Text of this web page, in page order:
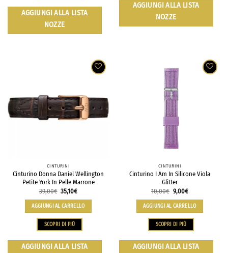
AGGIUNGI ALLA LISTA
NOZZE
AGGIUNGI ALLA LISTA
NOZZE
CINTURINI
Cinturino Donna Daniel Wellington
Petite York In Pelle Marrone
39,00€ 35,10€
AGGIUNGI AL CARRELLO
SCOPRI DI PIÙ
AGGIUNGI ALLA LISTA
CINTURINI
Cinturino I Am In Silicone Viola
Glitter
10,00€ 9,00€
AGGIUNGI AL CARRELLO
SCOPRI DI PIÙ
AGGIUNGI ALLA LISTA